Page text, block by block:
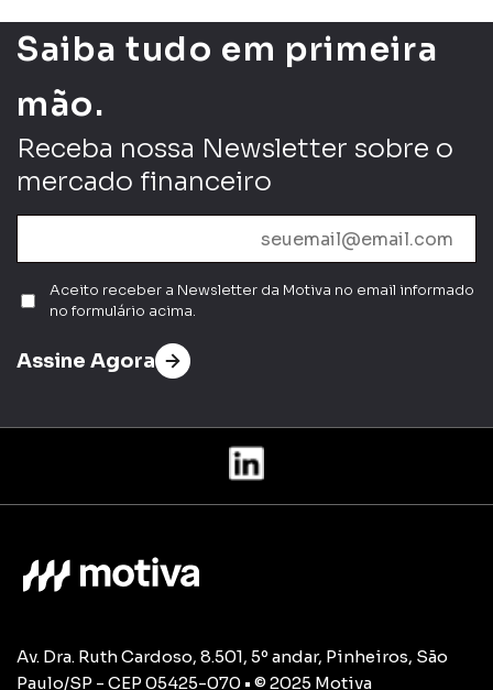
Saiba tudo em primeira
mão.
Receba nossa Newsletter sobre o
mercado financeiro
Aceito receber a Newsletter da Motiva no email informado
no formulário acima.
Assine Agora
Av. Dra. Ruth Cardoso, 8.501, 5º andar, Pinheiros, São
Paulo/SP - CEP 05425-070 • © 2025 Motiva